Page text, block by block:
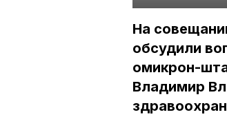
На
обсудили
омикрон-
Владимир